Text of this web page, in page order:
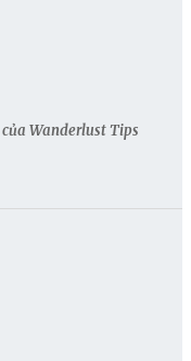
của Wanderlust Tips